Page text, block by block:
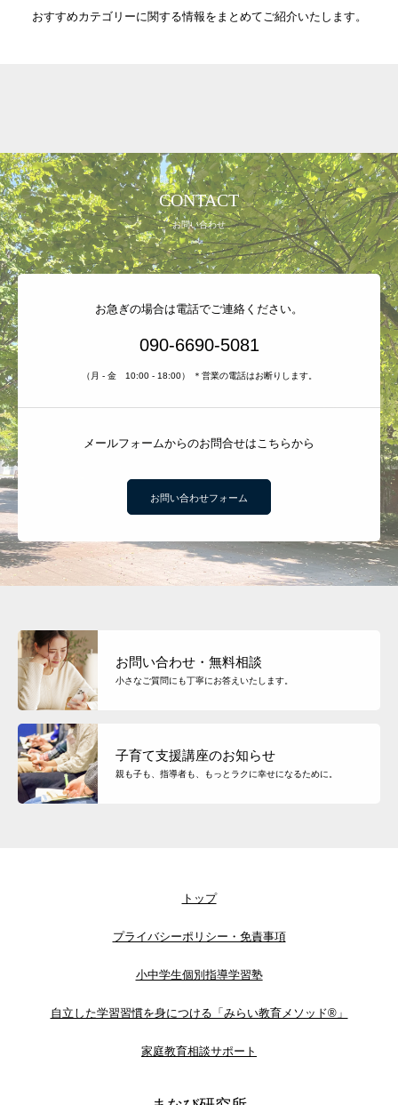
おすすめカテゴリーに関する情報をまとめてご紹介いたします。
CONTACT
お問い合わせ
お急ぎの場合は電話でご連絡ください。
090-6690-5081
（月 - 金 10:00 - 18:00） ＊営業の電話はお断りします。
メールフォームからのお問合せはこちらから
お問い合わせフォーム
お問い合わせ・無料相談
小さなご質問にも丁寧にお答えいたします。
子育て支援講座のお知らせ
親も子も、指導者も、もっとラクに幸せになるために。
トップ
プライバシーポリシー・免責事項
小中学生個別指導学習塾
自立した学習習慣を身につける「みらい教育メソッド®」
家庭教育相談サポート
まなび研究所
日本みらい教育コンサルタント協会
BLOG